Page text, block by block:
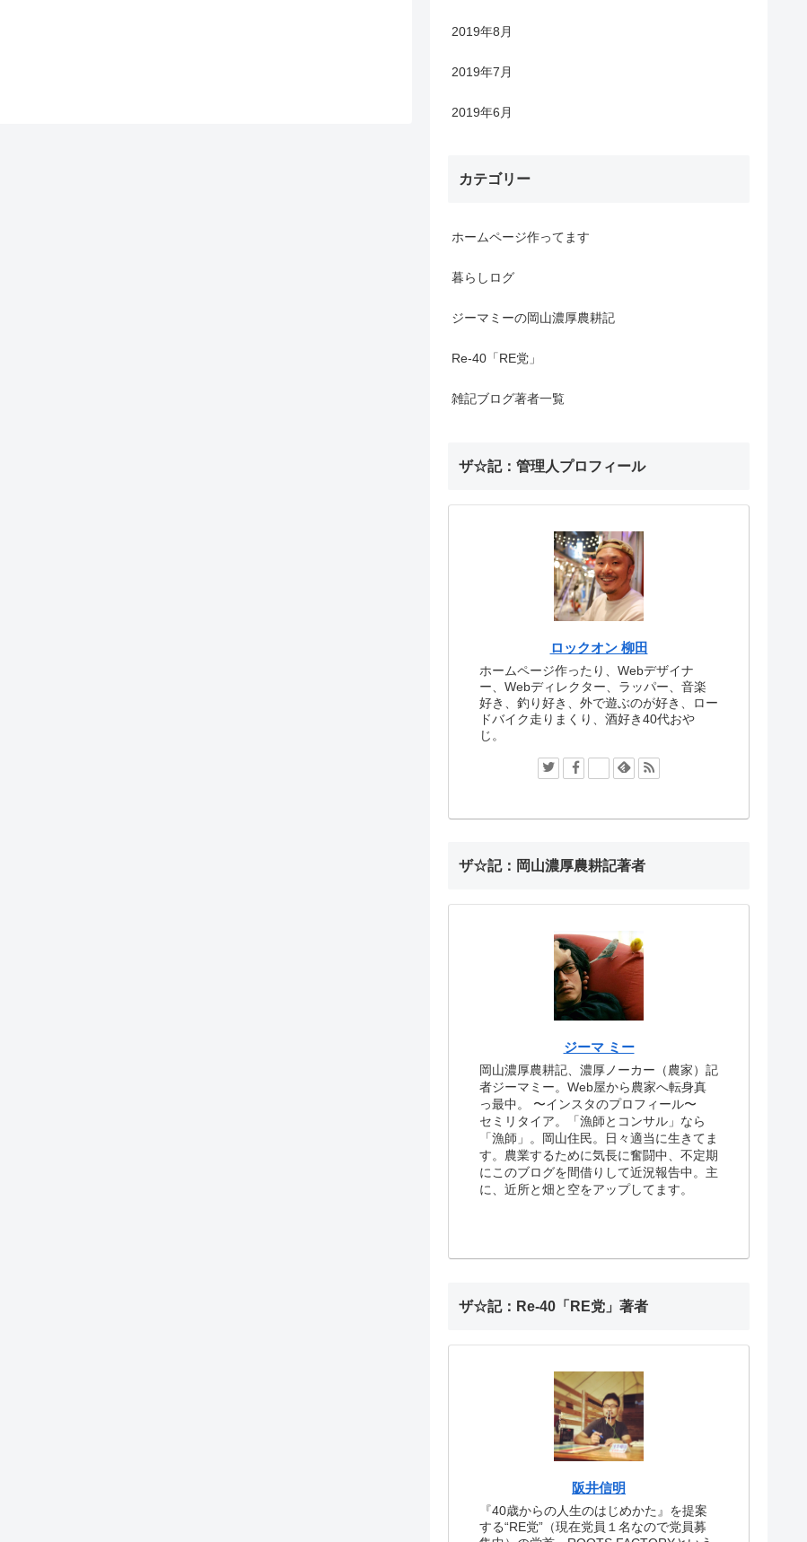
2019年8月
2019年7月
2019年6月
カテゴリー
ホームページ作ってます
暮らしログ
ジーマミーの岡山濃厚農耕記
Re-40「RE党」
雑記ブログ著者一覧
ザ☆記：管理人プロフィール
ロックオン 柳田
ホームページ作ったり、Webデザイナ
ー、Webディレクター、ラッパー、音楽
好き、釣り好き、外で遊ぶのが好き、ロー
ドバイク走りまくり、酒好き40代おや
じ。
ザ☆記：岡山濃厚農耕記著者
ジーマ ミー
岡山濃厚農耕記、濃厚ノーカー（農家）記
者ジーマミー。Web屋から農家へ転身真
っ最中。
〜インスタのプロフィール〜
セミリタイア。「漁師とコンサル」なら
「漁師」。岡山住民。日々適当に生きてま
す。農業するために気長に奮闘中、不定期
にこのブログを間借りして近況報告中。主
に、近所と畑と空をアップしてます。
ザ☆記：Re-40「RE党」著者
阪井信明
『40歳からの人生のはじめかた』を提案
する“RE党”（現在党員１名なので党員募